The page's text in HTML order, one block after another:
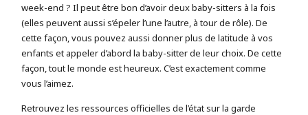
week-end ? Il peut être bon d’avoir deux baby-sitters à la fois
(elles peuvent aussi s’épeler l’une l’autre, à tour de rôle). De
cette façon, vous pouvez aussi donner plus de latitude à vos
enfants et appeler d’abord la baby-sitter de leur choix. De cette
façon, tout le monde est heureux. C’est exactement comme
vous l’aimez.
Retrouvez les ressources officielles de l’état sur la garde